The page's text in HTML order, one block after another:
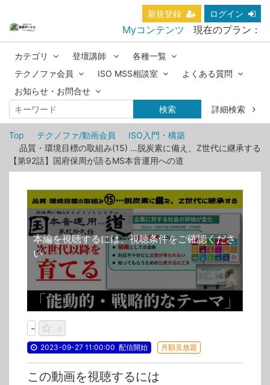
新規登録 ログイン
Myコンテンツ 現在のプラン：
カテゴリ 登壇講師
各種一覧
テクノファ会員
ISO MSS相談室
よくある質問
お知らせ・お問合せ
検索
詳細検索
Top テクノファ/動画会員
ISO入門・構築
品質・環境目標の取組み(15) …脱炭素に備え、Z世代に継承する
【第92話】国府保周が語るMS本音運用への道
本編を視聴するには、視聴条件をご確認くださ
い
-
0
2023-09-27 11:00:00 配信開始 月額見放題
この動画を視聴するには